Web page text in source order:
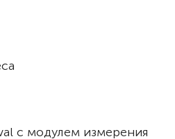
с модулем измерения